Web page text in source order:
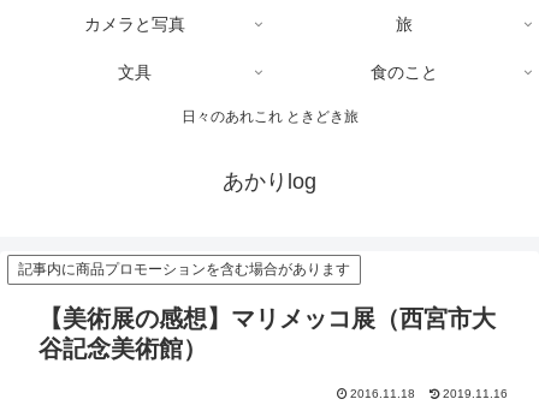
日々のあれこれ ときどき旅
あかりlog
カメラと写真 旅
文具 食のこと
記事内に商品プロモーションを含む場合があります
【美術展の感想】マリメッコ展（西宮市大
谷記念美術館）
2016.11.18 2019.11.16